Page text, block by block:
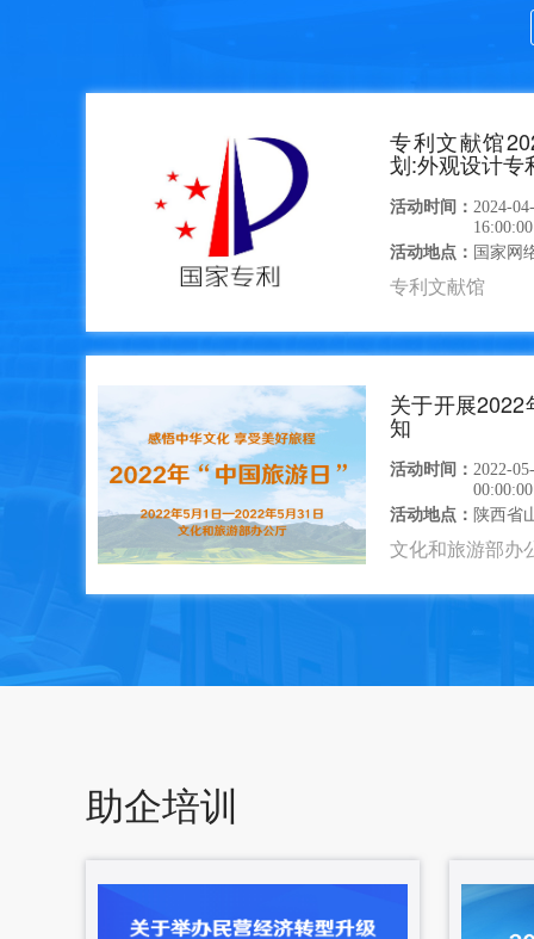
专利文献馆
划:外观设计专
活动时间： 2024-
16:00:00
活动地点： 国家网
专利文献馆
关于开展2022
知
活动时间： 2022-
00:00:00
活动地点： 陕西省
文化和旅游部办
助企培训